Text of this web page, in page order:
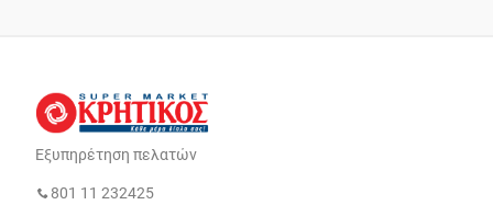
Εξυπηρέτηση πελατών
801 11 232425